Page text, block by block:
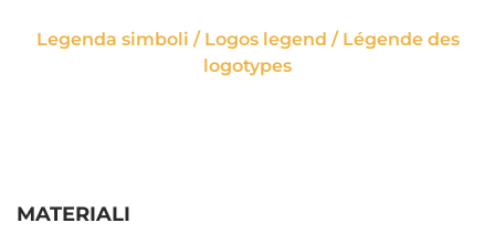
Legenda simboli / Logos legend / Légende des
logotypes
MATERIALI